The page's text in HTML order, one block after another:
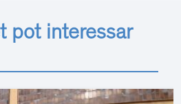
pot interessar